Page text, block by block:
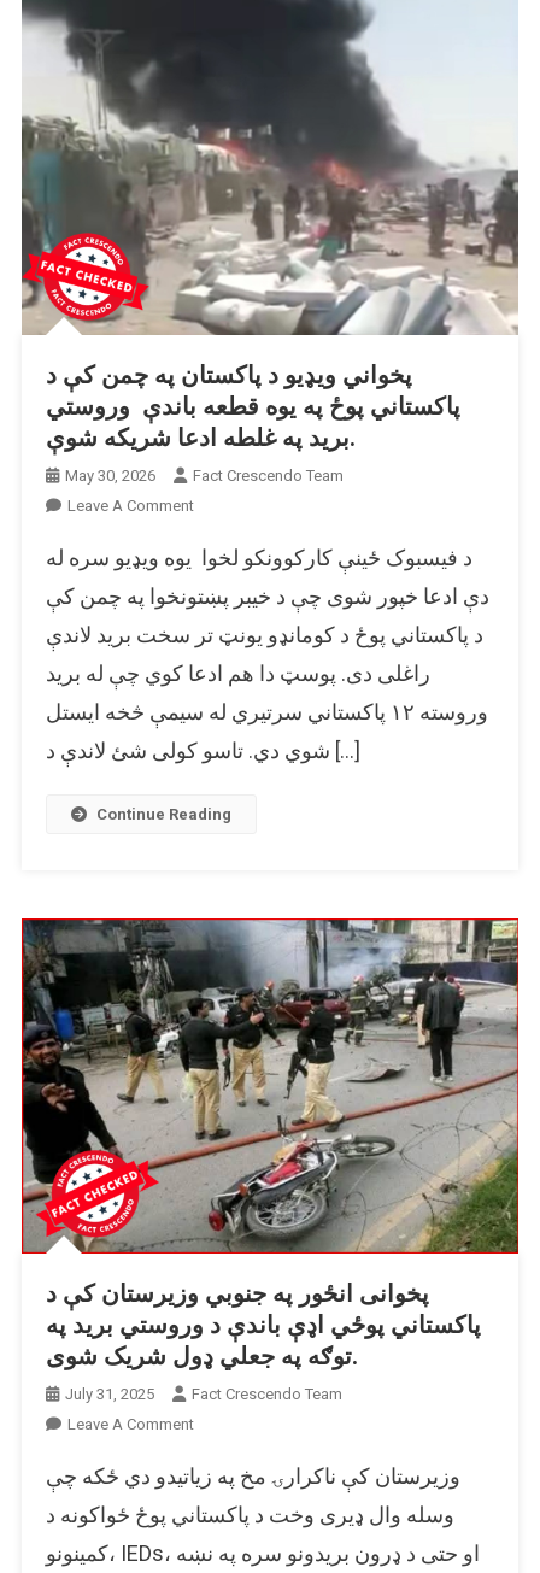
پخواني ویډیو د پاکستان په چمن کې د
پاکستاني پوځ په یوه قطعه باندې وروستي
برید په غلطه ادعا شریکه شوې.
May 30, 2026
Fact Crescendo Team
Leave A CommentOn
ویډیو
پاکستان
په
چمن
د
پاکستاني
په
وروستي
برید
غلطه
ادعا
شریکه
شوې.
د فيسبوک ځینې کارکوونکو لخوا یوه ویډیو سره له
دې ادعا خپور شوی چې د خیبر پښتونخوا په چمن کې
د پاکستاني پوځ د کومانډو یونټ تر سخت برید لاندې
راغلی دی. پوسټ دا هم ادعا کوي چې له برید
وروسته ۱۲ پاکستاني سرتیري له سیمې څخه ایستل
شوي دي. تاسو کولی شئ لاندې د […]
Continue Reading
پخوانی انځور په جنوبي وزیرستان کې د
پاکستاني پوځي اډې باندې د وروستي برید په
توګه په جعلي ډول شریک شوی.
July 31, 2025
Fact Crescendo Team
Leave A CommentOn
انځور
په
وزیرستان
وزیرستان کې ناکرارۍ مخ په زیاتیدو دي ځکه چې
وسله وال ډیری وخت د پاکستاني پوځ ځواکونه د
کمینونو، IEDs، او حتی د ډرون بریدونو سره په نښه